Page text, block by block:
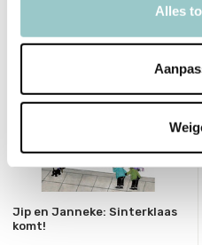
Alles
Bekijk ook deze must-haves
Jip en Janneke: Sinterklaas
komt!